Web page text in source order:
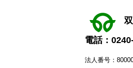
電話：
法人番号：